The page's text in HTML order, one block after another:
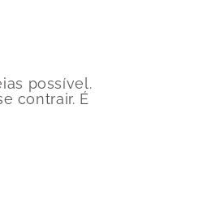
possível.
contrair. É